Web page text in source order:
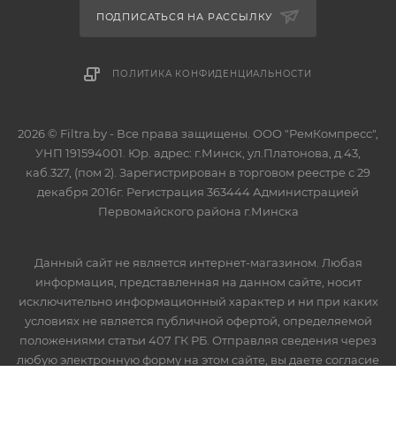
ПОДПИСАТЬСЯ НА РАССЫЛКУ
ПОЛИТИКА КОНФИДЕНЦИАЛЬНОСТИ
2026 © Filtra.by - Все права защищены. ООО "РемКомпресс",
УНП 191594001. Юр. адрес: г.Минск, ул.Платонова, д.43,
каб.327, (пом 2). Зарегистрирован в торговом реестре с 29
декабря 2016г. Регистрация 363444 Администрацией
Первомайского района г.Минска
Данный сайт не является интернет-магазином. Любая
информация, представленная на данном сайте, носит
исключительно информационный характер и ни при каких
условиях не является публичной офертой, определяемой
положениями статьи 407 ГК РБ. Отправляя сведения через
любую электронную форму на этом сайте, вы даете согласие